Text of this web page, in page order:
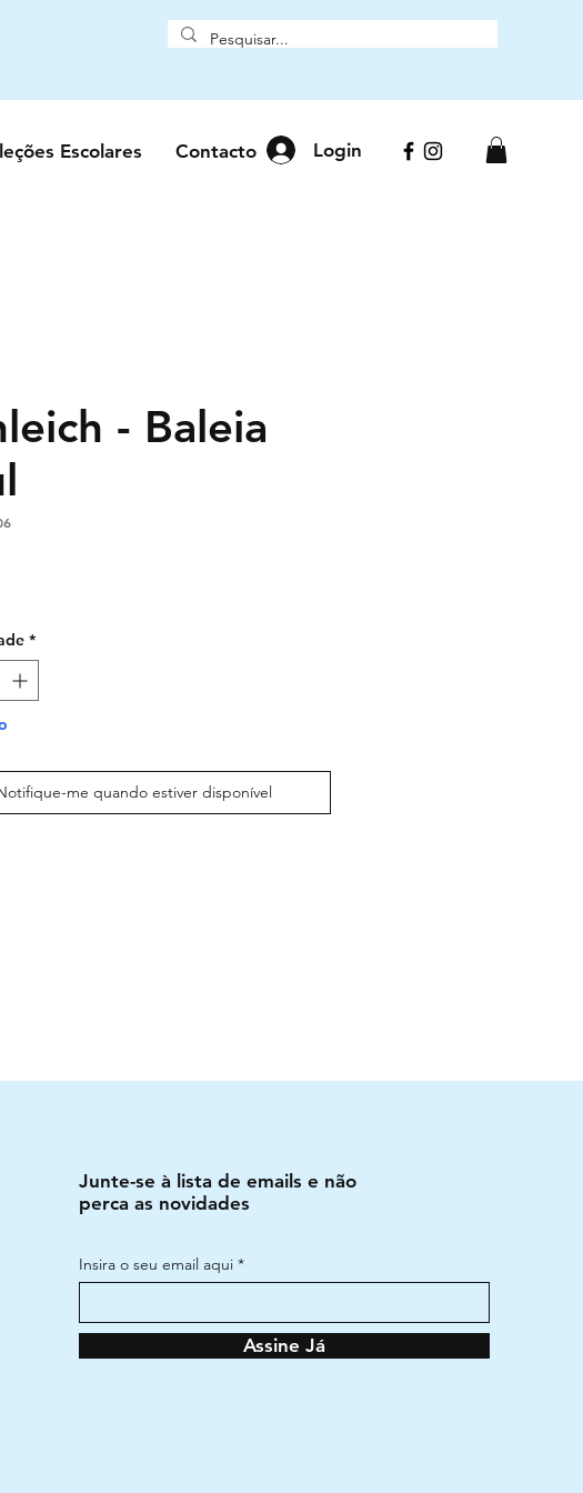
Escolares Contacto Login
- Baleia
*
me quando estiver disponível
Junte-se à lista de emails e não
perca as novidades
Insira o seu email aqui
Assine Já